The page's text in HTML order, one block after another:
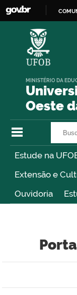
Oeste
MINISTÉRIO DA
Estude na
Extensão e
Ouvidoria